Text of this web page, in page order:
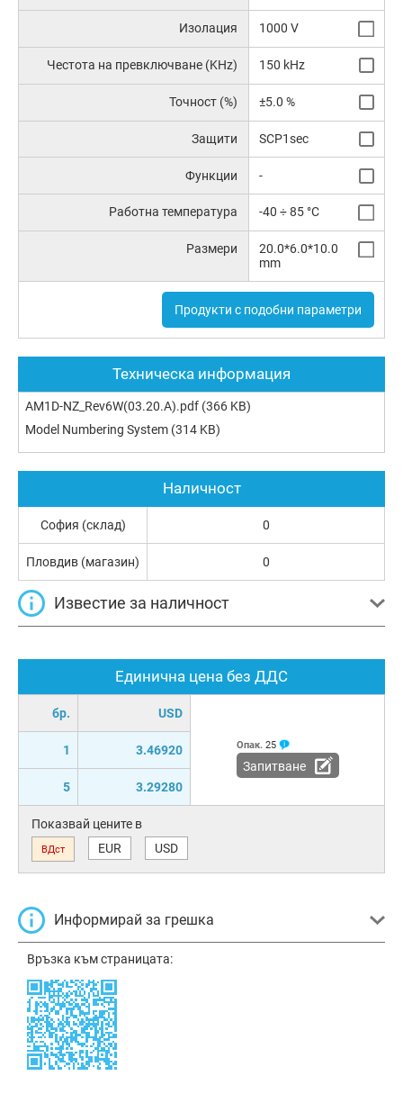
Изолация 1000 V
Честота на превключване (KHz) 150 kHz
Точност (%) ±5.0 %
Защити SCP1sec
Функции -
Работна температура -40 ÷ 85 °C
Размери
20.0*6.0*10.0
mm
Продукти с подобни параметри
Техническа информация
AM1D-NZ_Rev6W(03.20.A).pdf (366 KB)
Model Numbering System (314 KB)
Единична цена без ДДС
бр. USD
1 3.46920
5 3.29280
Опак. 25
Запитване
Показвай цените в
ВДст EUR USD
Информирай за грешка
Връзка към страницата:
Наличност
София (склад) 0
Пловдив (магазин) 0
Известие за наличност